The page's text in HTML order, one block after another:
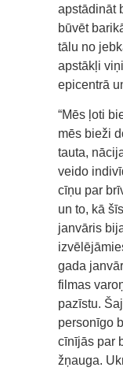
apstādināt
būvēt
tālu no
apstākļi
epicentrā
“Mēs ļoti
mēs bieži
tauta,
veido
cīņu par
un to, kā
janvāris
gada
filmas
pazīstu.
personīgo
cīnījās par
žņauga.